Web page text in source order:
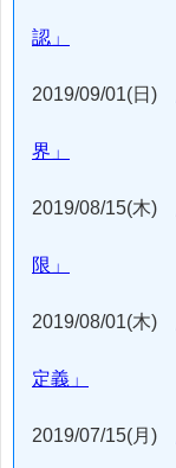
認」
2019/09/01(日)
界」
2019/08/15(木)
限」
2019/08/01(木)
定義」
2019/07/15(月)